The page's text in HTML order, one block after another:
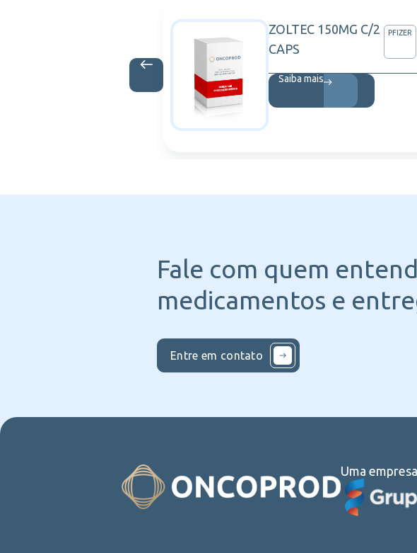
ZOLTEC 150MG C/2
CAPS
PFIZER
Saiba mais
Fale com quem
medicamentos e
Entre em contato
Uma